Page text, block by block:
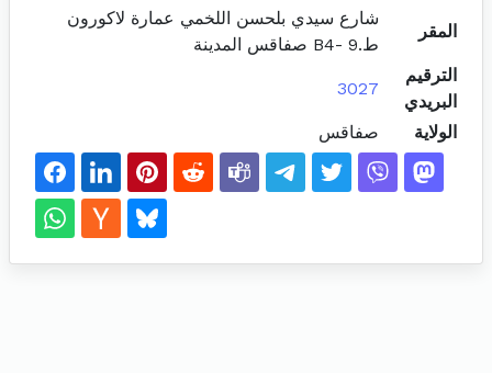
المقر
شارع سيدي بلحسن اللخمي عمارة لاكورون
ط.9 -B4 صفاقس المدينة
الترقيم
البريدي
3027
الولاية صفاقس